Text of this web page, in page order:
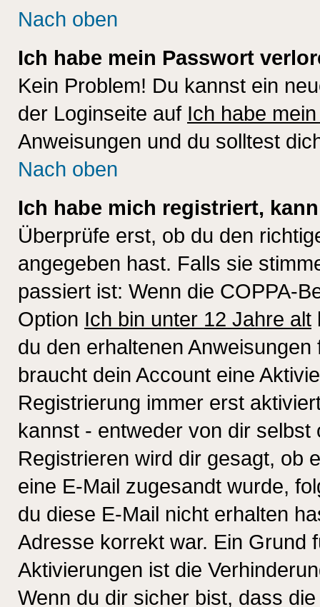
Nach oben
Ich habe mein Passwort
Kein Problem! Du kannst ein
der Loginseite auf Ich habe
Anweisungen und du solltest
Nach oben
Ich habe mich registriert,
Überprüfe erst, ob du den
angegeben hast. Falls sie
passiert ist: Wenn die COPPA-
Option Ich bin unter 12 Jahre alt
du den erhaltenen
braucht dein Account eine
Registrierung immer erst
kannst - entweder von dir selbst
Registrieren wird dir gesagt, ob
eine E-Mail zugesandt wurde,
du diese E-Mail nicht erhalten
Adresse korrekt war. Ein Grund
Aktivierungen ist die
Wenn du dir sicher bist, dass